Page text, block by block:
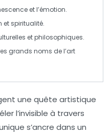
et l’émotion.
et spiritualité.
etphilosophiques.
grands noms de l’art
une quête artistique
l’invisible à travers
s’ancre dans un